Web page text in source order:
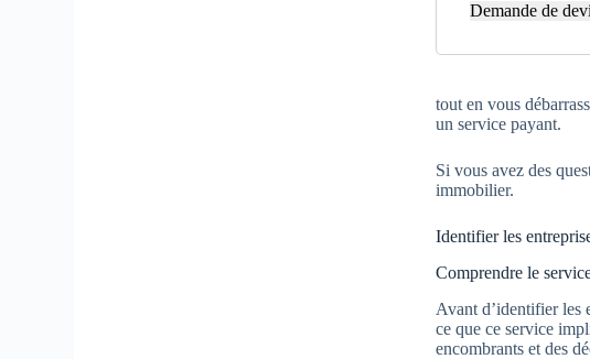
Demande de
tout en vous
un service payant.
Si vous avez des
immobilier.
Identifier les
Comprendre le
Avant d’identifier les
ce que ce service
encombrants et des